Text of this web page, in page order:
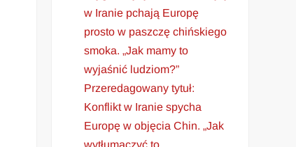
w Iranie pchają Europę
prosto w paszczę chińskiego
smoka. „Jak mamy to
wyjaśnić ludziom?”
Przeredagowany tytuł:
Konflikt w Iranie spycha
Europę w objęcia Chin. „Jak
wytłumaczyć to